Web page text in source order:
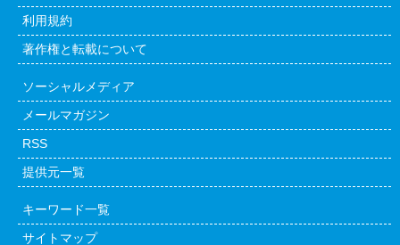
利用規約
著作権と転載について
ソーシャルメディア
メールマガジン
RSS
提供元一覧
キーワード一覧
サイトマップ